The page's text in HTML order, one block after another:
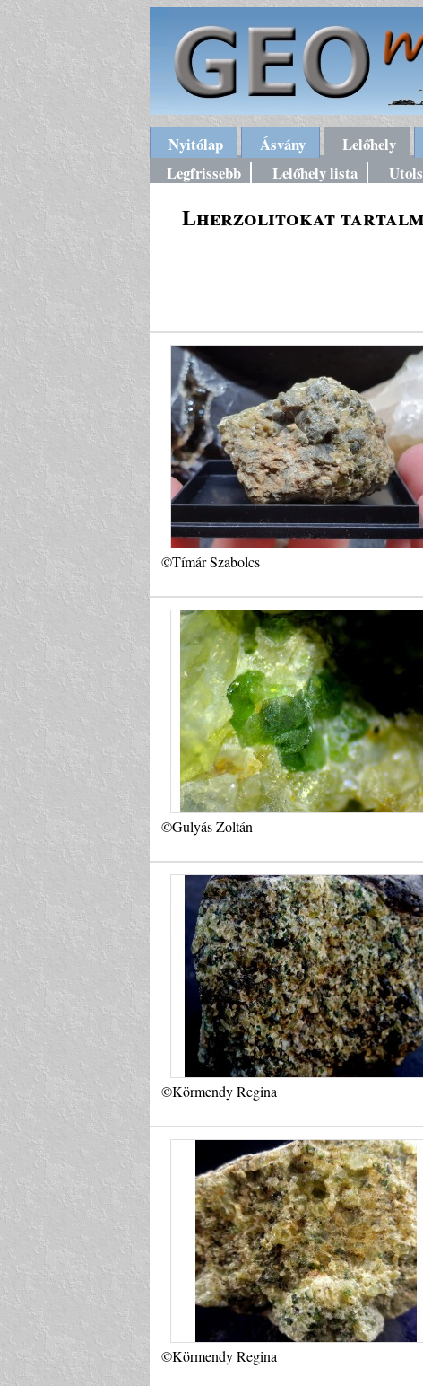
Nyitólap Ásvány Lelőhely
Legfrissebb
Lelőhely lista
Lherzolitokat
©Tímár Szabolcs
©Gulyás Zoltán
©Körmendy Regina
©Körmendy Regina